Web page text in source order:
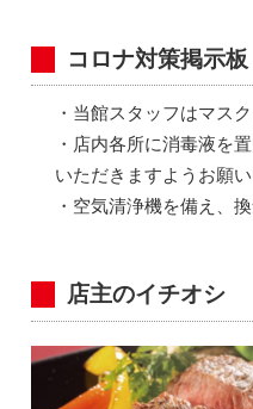
コロナ対策掲示板
・当館スタッフはマス
・店内各所に消毒液を
いただきますようお願い
・空気清浄機を備え、
店主のイチオシ